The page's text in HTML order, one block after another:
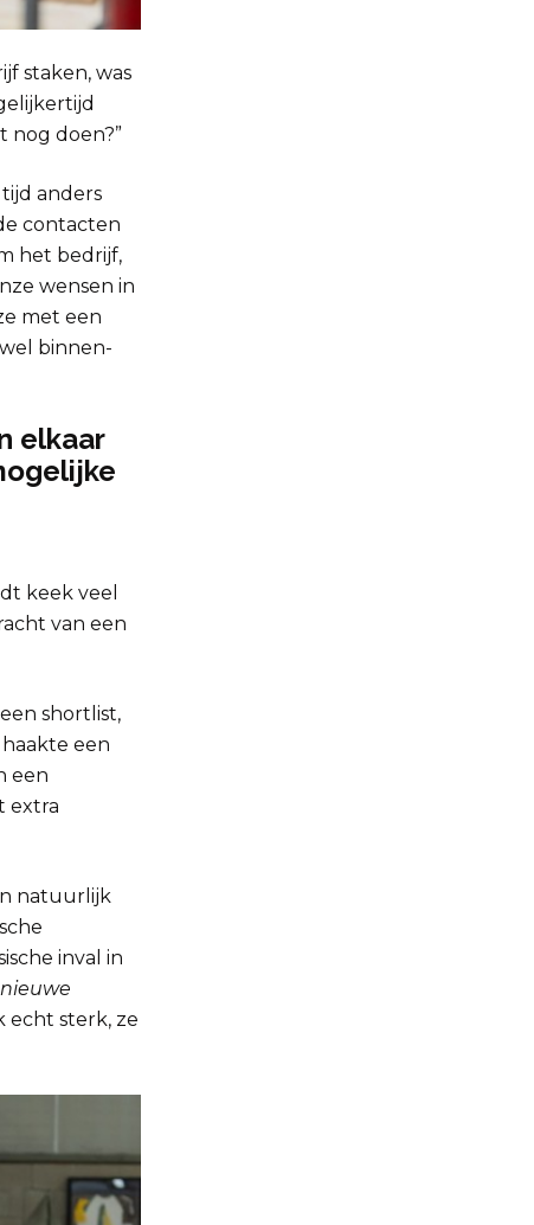
staken, was
nog doen?”
anders
contacten
het bedrijf,
wensen in
met een
binnen-
elkaar
keek veel
van een
shortlist,
een
een
extra
natuurlijk
inval in
echt sterk, ze